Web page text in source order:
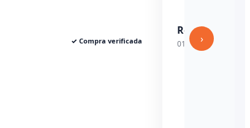
✓ Compra verificada
›